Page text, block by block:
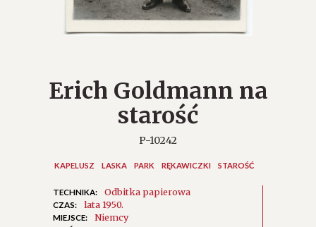
Erich Goldmann na
starość
P-10242
KAPELUSZ LASKA PARK RĘKAWICZKI STAROŚĆ
TECHNIKA: Odbitka papierowa
CZAS: lata 1950.
MIEJSCE: Niemcy